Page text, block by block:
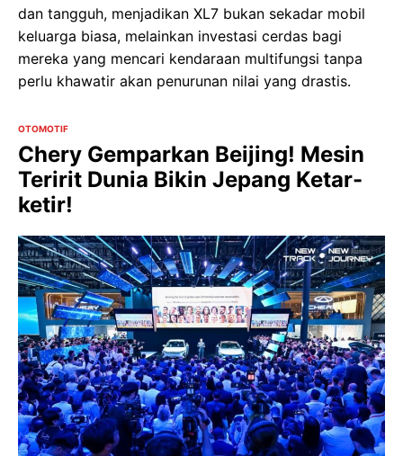
dan tangguh, menjadikan XL7 bukan sekadar mobil
keluarga biasa, melainkan investasi cerdas bagi
mereka yang mencari kendaraan multifungsi tanpa
perlu khawatir akan penurunan nilai yang drastis.
OTOMOTIF
Chery Gemparkan Beijing! Mesin
Teririt Dunia Bikin Jepang Ketar-
ketir!